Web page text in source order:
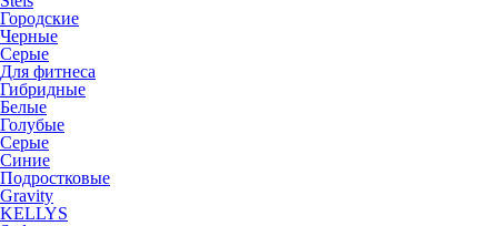
Городские
Черные
Серые
Для фитнеса
Гибридные
Белые
Голубые
Серые
Синие
Подростковые
Gravity
KELLYS